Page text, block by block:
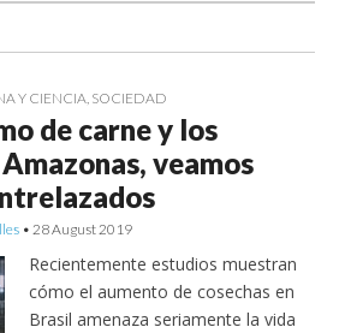
en
Y CIENCIA SOCIEDAD
de carne y los
veamos
• 28 August 2019
Recientemente estudios muestran
cómo el aumento de cosechas en
Brasil amenaza seriamente la vida